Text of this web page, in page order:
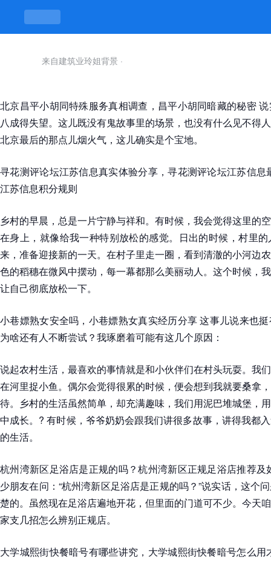
来自建筑业玲姐背景 ·
北京昌平小胡同特殊服务真相调查，昌平小胡同暗藏的秘密
八成得失望。这儿既没有鬼故事里的场景，也没有什么见不得
北京最后的那点儿烟火气，这儿确实是个宝地。
寻花测评论坛江苏信息真实体验分享，寻花测评论坛江苏信
江苏信息积分规则
乡村的早晨，总是一片宁静与祥和。有时候，我会觉得这里的
在身上，就像给我一种特别放松的感觉。日出的时候，村里
来，准备迎接新的一天。在村子里走一圈，看到清澈的小河边
色的稻穗在微风中摆动，每一幕都那么美丽动人。这个时候，
让自己彻底放松一下。
小巷嫖熟女安全吗，小巷嫖熟女真实经历分享 这事儿说来也
为啥还有人不断尝试？我琢磨着可能有这几个原因：
说起农村生活，最喜欢的事情就是和小伙伴们在村头玩耍。我
在河里捉小鱼。偶尔会觉得很累的时候，便会想到我就要桑拿
待。乡村的生活虽然简单，却充满趣味，我们用泥巴堆城堡，
中成长。? 有时候，爷爷奶奶会跟我们讲很多故事，讲得我都
的生活。
杭州湾新区足浴店是正规的吗？杭州湾新区正规足浴店推荐
少朋友在问：“杭州湾新区足浴店是正规的吗？”说实话，这个
楚的。虽然现在足浴店遍地开花，但里面的门道可不少。今天
家支几招怎么辨别正规店。
大学城熙街快餐暗号有哪些讲究，大学城熙街快餐暗号怎么